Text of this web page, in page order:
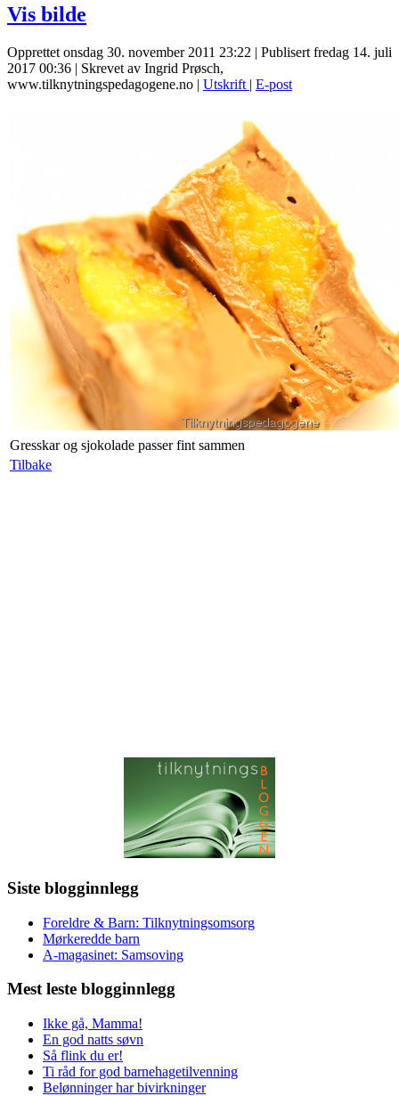
Vis bilde
Opprettet onsdag 30. november 2011 23:22 | Publisert fredag 14. juli
2017 00:36 | Skrevet av Ingrid Prøsch,
www.tilknytningspedagogene.no | Utskrift | E-post
Gresskar og sjokolade passer fint sammen
Tilbake
Siste blogginnlegg
Foreldre & Barn: Tilknytningsomsorg
Mørkeredde barn
A-magasinet: Samsoving
Mest leste blogginnlegg
Ikke gå, Mamma!
En god natts søvn
Så flink du er!
Ti råd for god barnehagetilvenning
Belønninger har bivirkninger